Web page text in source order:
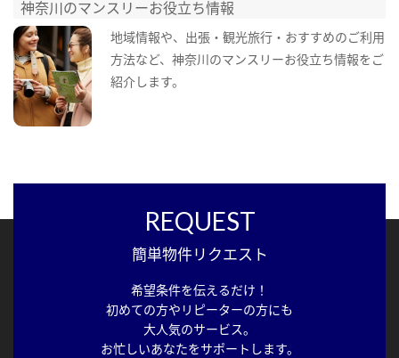
神奈川のマンスリーお役立ち情報
地域情報や、出張・観光旅行・おすすめのご利用
方法など、神奈川のマンスリーお役立ち情報をご
紹介します。
REQUEST
簡単物件リクエスト
希望条件を伝えるだけ！
初めての方やリピーターの方にも
大人気のサービス。
お忙しいあなたをサポートします。